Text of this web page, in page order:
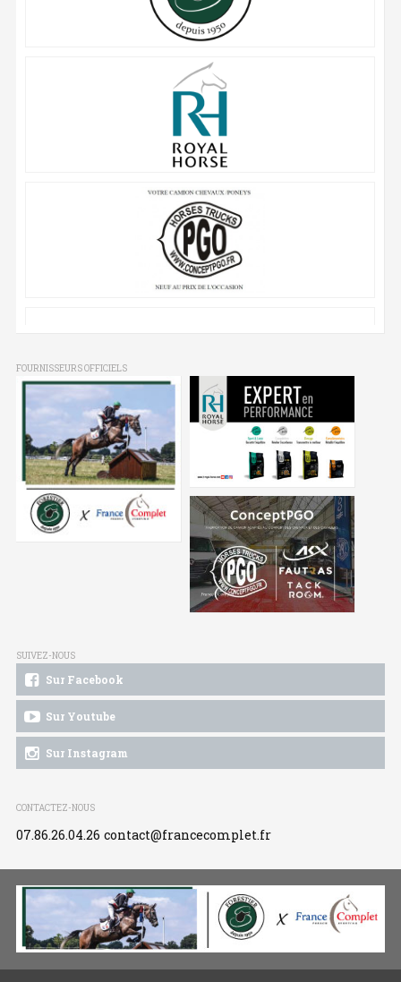
FOURNISSEURS OFFICIELS
SUIVEZ-NOUS
Sur Facebook
Sur Youtube
Sur Instagram
CONTACTEZ-NOUS
07.86.26.04.26 contact@francecomplet.fr